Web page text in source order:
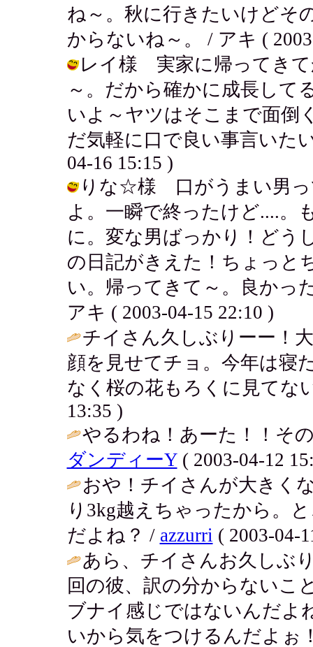
ね～。秋に行きたいけどそ
からないね～。 / アキ (
レイ様 実家に帰ってきて
～。だから確かに成長して
いよ～ヤツはそこまで面倒
だ気軽に口で良い事言いた
04-16 15:15 )
りな☆様 口がうまい男っ
よ。一瞬で終ったけど....。
に。変な男ばっかり！どう
の日記がきえた！ちょっと
い。帰ってきて～。良かっ
アキ ( 2003-04-15 22:10 )
チイさん久しぶりーー！
顔を見せてチョ。今年は寝
なく桜の花もろくに見てな
13:35 )
やるわね！あーた！！そ
ダンディーY( 2003-04-12
おや！チイさんが大きく
り3kg越えちゃったから。
だよね？ / azzurri ( 2003-04-
あら、チイさんお久しぶ
回の彼、訳の分からない
ブナイ感じではないんだよ
いから気をつけるんだよぉ